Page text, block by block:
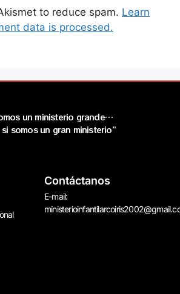
to reduce spam. Learn
data is processed.
un ministerio grande…
somos un gran ministerio”
Contáctanos
E-mail: